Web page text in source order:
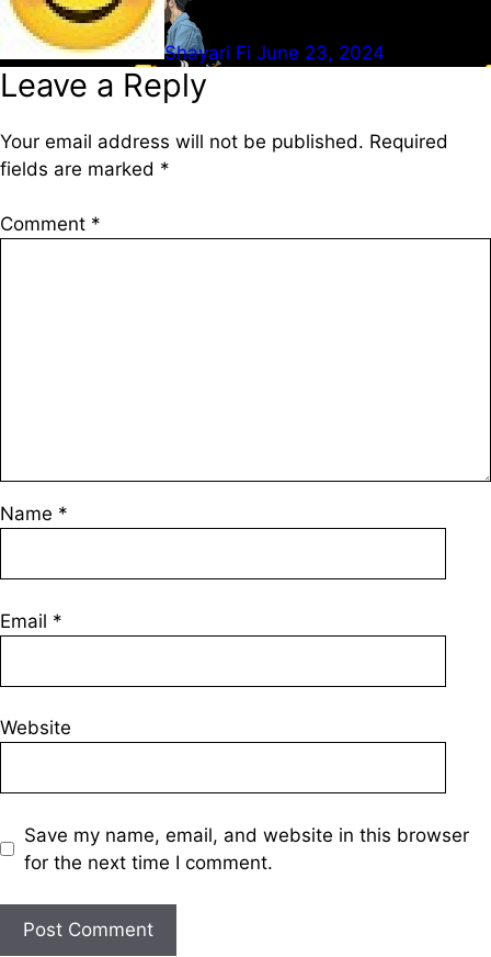
Shayari Fi June 23, 2024
Leave a Reply
Your email address will not be published. Required
fields are marked *
Comment *
Name *
Email *
Website
Save my name, email, and website in this browser
for the next time I comment.